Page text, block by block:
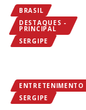
BRASIL
DESTAQUES -
PRINCIPAL
SERGIPE
ENTRETENIMENTO
SERGIPE